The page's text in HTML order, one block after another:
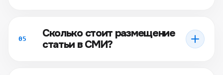
05
Сколько стоит размещение
статьи в СМИ?